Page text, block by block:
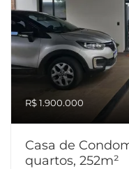
R$ 1.900.000
Casa de
quartos, 252m²